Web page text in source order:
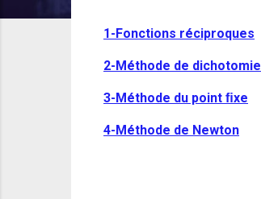
1-Fonctions réciproques
2-Méthode de dichotomie
3-Méthode du point ﬁxe
4-Méthode de Newton